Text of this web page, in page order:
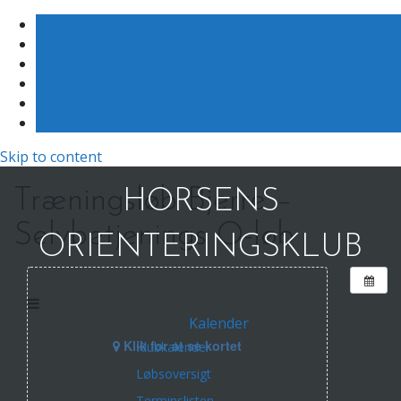
Skip to content
HORSENS
ORIENTERINGSKLUB
Kalender
Klubkalender
Løbsoversigt
Træningsløb Bjerre –
Selvbetjenings O-løb
Klik for at se kortet